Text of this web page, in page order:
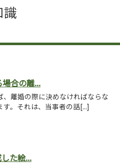
識
合の離...
、離婚の際に決めなければならな
す。それは、当事者の話[...]
た絵...